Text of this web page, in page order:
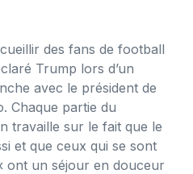
des fans de football
Trump lors d’un
avec le président de
Chaque partie du
travaille sur le fait que le
et que ceux qui se sont
ont un séjour en douceur